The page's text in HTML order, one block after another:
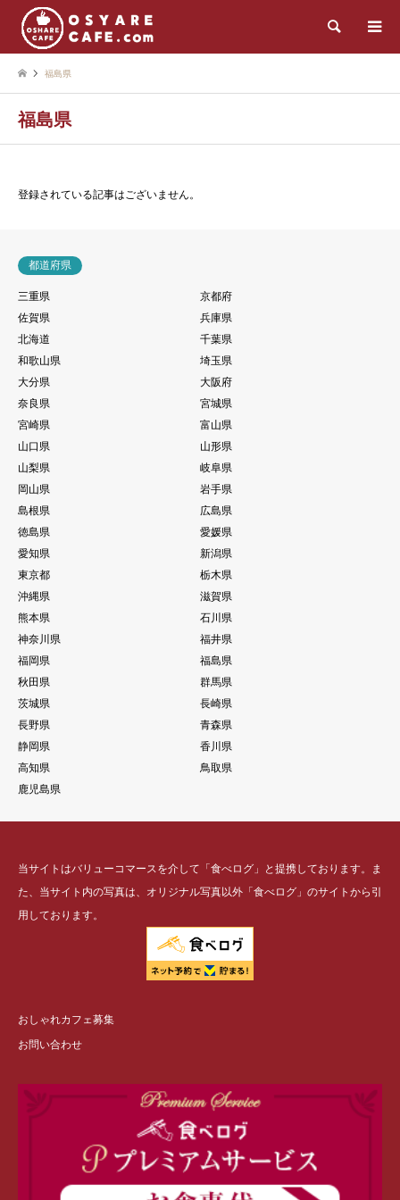
検索
福島県
福島県
登録されている記事はございません。
都道府県
三重県
京都府
佐賀県
兵庫県
北海道
千葉県
和歌山県
埼玉県
大分県
大阪府
奈良県
宮城県
宮崎県
富山県
山口県
山形県
山梨県
岐阜県
岡山県
岩手県
島根県
広島県
徳島県
愛媛県
愛知県
新潟県
東京都
栃木県
沖縄県
滋賀県
熊本県
石川県
神奈川県
福井県
福岡県
福島県
秋田県
群馬県
茨城県
長崎県
長野県
青森県
静岡県
香川県
高知県
鳥取県
鹿児島県
当サイトはバリューコマースを介して「食べログ」と提携しております。ま
た、当サイト内の写真は、オリジナル写真以外「食べログ」のサイトから引
用しております。
おしゃれカフェ募集
お問い合わせ